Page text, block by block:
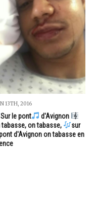
13TH, 2016
Sur le pont
d'Avignon
tabasse, on tabasse,
sur
d'Avignon on tabasse en